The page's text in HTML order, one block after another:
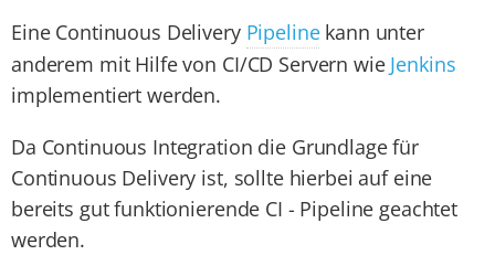
Eine Continuous Delivery Pipelinekann unter
anderem mit Hilfe von CI/CD Servern wie Jenkins
implementiert werden.
Da Continuous Integration die Grundlage für
Continuous Delivery ist, sollte hierbei auf eine
bereits gut funktionierende CI - Pipeline geachtet
werden.